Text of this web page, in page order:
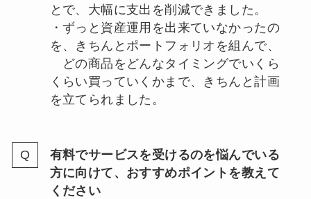
とで、大幅に支出を削減できました。
・ずっと資産運用を出来ていなかったの
を、きちんとポートフォリオを組んで、
どの商品をどんなタイミングでいくら
くらい買っていくかまで、きちんと計画
を立てられました。
有料でサービスを受けるのを悩んでいる
方に向けて、おすすめポイントを教えて
ください